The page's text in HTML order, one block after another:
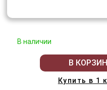
В наличии
В
Купить в 1